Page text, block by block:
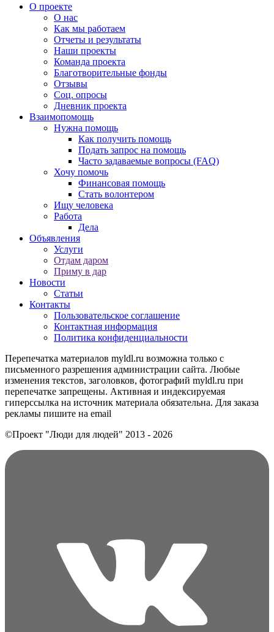
О проекте
О нас
Как мы работаем
Отчеты и результаты
Наши проекты
Команда проекта
Благотворительные фонды
Отзывы
Соц. опросы
Дневник проекта
Взаимопомощь
Нужна помощь
Как получить помощь
Подать запрос на помощь
Часто задаваемые вопросы (FAQ)
Хочу помочь
Финансовая помощь
Стать волонтером
Ищу человека
Работа
Дела
Объявления
Услуги
Отдам даром
Приму в дар
Новости
Статьи
Контакты
Пользовательское соглашение
Контактная информация
Политика конфиденциальности
Перепечатка материалов myldl.ru возможна только с
письменного разрешения администрации сайта. Любые
изменения текстов, заголовков, фотографий myldl.ru при
перепечатке запрещены. Активная и индексируемая
гиперссылка на источник материала обязательна. Для заказа
рекламы пишите на еmail
©Проект "Люди для людей" 2013 - 2026